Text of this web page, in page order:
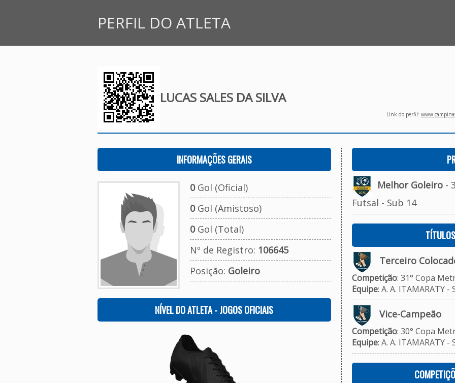
PERFIL DO ATLETA
LUCAS SALES DA SILVA
Link do perfil:
INFORMAÇÕES GERAIS
0Gol (Oficial)
0Gol (Amistoso)
0Gol (Total)
Nº de Registro: 106645
Posição: Goleiro
NÍVEL DO ATLETA - JOGOS OFICIAIS
Melhor Goleiro-
Futsal - Sub 14
Terceiro
Competição: 31° Copa
Equipe: A. A. ITAMARATY -
Vice-Campeão
Competição: 30° Copa
Equipe: A. A. ITAMARATY -